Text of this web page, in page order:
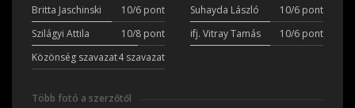
Britta Jaschinski
10/6 pont Suhayda László
10/6 pont
Szilágyi Attila
10/8 pont ifj. Vitray Tamás
10/6 pont
Közönség szavazat4 szavazat
Több fotó a szerzőtől